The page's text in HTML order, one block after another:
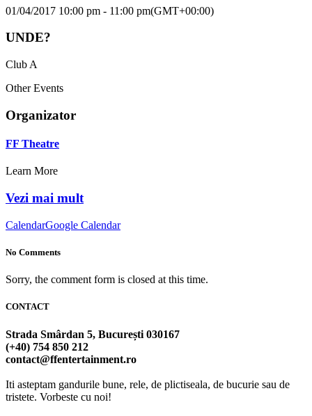
01/04/2017 10:00 pm - 11:00 pm(GMT+00:00)
UNDE?
Club A
Other Events
Organizator
FF Theatre
Learn More
Vezi mai mult
CalendarGoogle Calendar
No Comments
Sorry, the comment form is closed at this time.
CONTACT
Strada Smârdan 5, București 030167
(+40) 754 850 212
contact@ffentertainment.ro
Iti asteptam gandurile bune, rele, de plictiseala, de bucurie sau de
tristete. Vorbeste cu noi!